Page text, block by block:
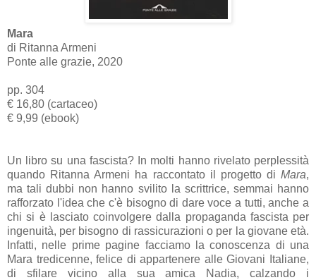
Mara
di Ritanna Armeni
Ponte alle grazie, 2020
pp. 304
€ 16,80 (cartaceo)
€ 9,99 (ebook)
Un libro su una fascista? In molti hanno rivelato perplessità
quando Ritanna Armeni ha raccontato il progetto di Mara,
ma tali dubbi non hanno svilito la scrittrice, semmai hanno
rafforzato l'idea che c'è bisogno di dare voce a tutti, anche a
chi si è lasciato coinvolgere dalla propaganda fascista per
ingenuità, per bisogno di rassicurazioni o per la giovane età.
Infatti, nelle prime pagine facciamo la conoscenza di una
Mara tredicenne, felice di appartenere alle Giovani Italiane,
di sfilare vicino alla sua amica Nadia, calzando i